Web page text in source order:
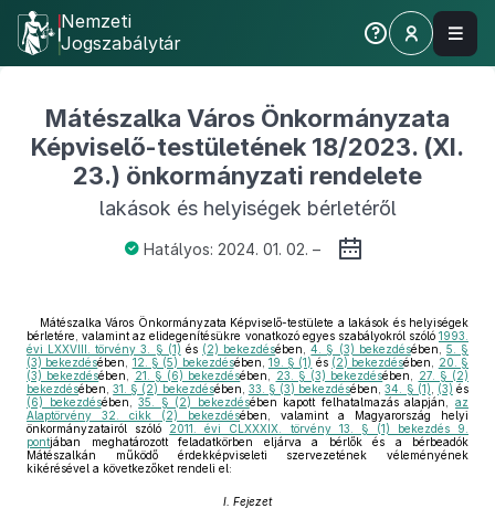
Nemzeti
Jogszabálytár
Mátészalka Város Önkormányzata
Képviselő-testületének 18/2023. (XI.
23.) önkormányzati rendelete
lakások és helyiségek bérletéről
Hatályos: 2024. 01. 02. –
Mátészalka Város Önkormányzata Képviselő-testülete a lakások és helyiségek
bérletére, valamint az elidegenítésükre vonatkozó egyes szabályokról szóló 1993.
évi LXXVIII. törvény 3. § (1) és (2) bekezdésében,4. § (3) bekezdésében, 5. §
(3) bekezdésében, 12. § (5) bekezdésében, 19. § (1) és (2) bekezdésében,
20. §
(3) bekezdésében, 21. § (6) bekezdésében, 23. § (3) bekezdésében,
27. § (2)
bekezdésében,31. § (2) bekezdésében, 33. § (3) bekezdésében,34. § (1) (3) és
(6) bekezdésében,35. § (2) bekezdésében kapott felhatalmazás alapján,az
Alaptörvény 32. cikk (2) bekezdésében, valamint a Magyarország helyi
önkormányzatairól szóló 2011. évi CLXXXIX. törvény 13. § (1) bekezdés 9.
pontjában meghatározott feladatkörben eljárva a bérlők és a bérbeadók
Mátészalkán működő érdekképviseleti szervezetének véleményének
kikérésével a következőket rendeli el:
I. Fejezet